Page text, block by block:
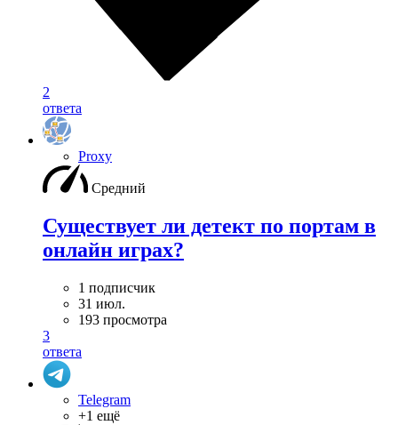
2
ответа
Proxy
Средний
Существует ли детект по портам в
онлайн играх?
1 подписчик
31 июл.
193 просмотра
3
ответа
Telegram
+1 ещё